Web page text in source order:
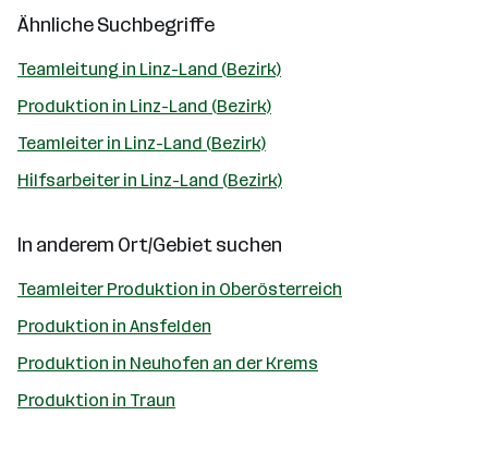
Ähnliche Suchbegriffe
Teamleitung in Linz-Land (Bezirk)
Produktion in Linz-Land (Bezirk)
Teamleiter in Linz-Land (Bezirk)
Hilfsarbeiter in Linz-Land (Bezirk)
In anderem Ort/Gebiet suchen
Teamleiter Produktion in Oberösterreich
Produktion in Ansfelden
Produktion in Neuhofen an der Krems
Produktion in Traun